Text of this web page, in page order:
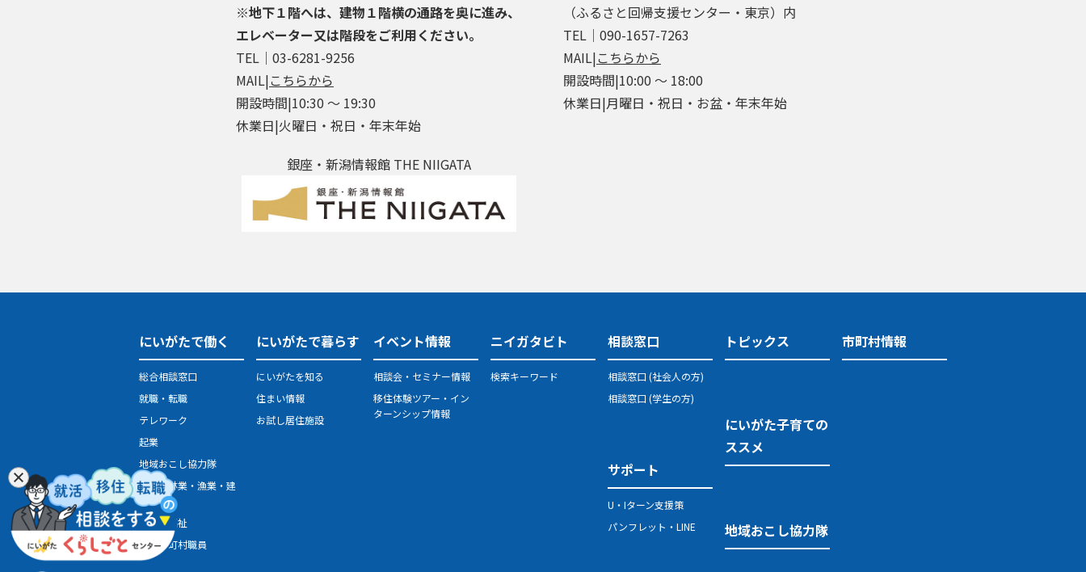
※地下１階へは、建物１階横の通路を奥に進み、
エレベーター又は階段をご利用ください。
TEL│03-6281-9256
MAIL|こちらから
開設時間|10:30 ～ 19:30
休業日|火曜日・祝日・年末年始
銀座・新潟情報館 THE NIIGATA
（ふるさと回帰支援センター・東京）内
TEL│090-1657-7263
MAIL|こちらから
開設時間|10:00 ～ 18:00
休業日|月曜日・祝日・お盆・年末年始
にいがたで働く
総合相談窓口
就職・転職
テレワーク
起業
地域おこし協力隊
農業・林業・漁業・建
設業
医療・福祉
県・市町村職員
にいがたで暮らす
にいがたを知る
住まい情報
お試し居住施設
イベント情報
相談会・セミナー情報
移住体験ツアー・イン
ターンシップ情報
ニイガタビト
検索キーワード
相談窓口
相談窓口 (社会人の方)
相談窓口 (学生の方)
サポート
U・Iターン支援策
パンフレット・LINE
トピックス
にいがた子育ての
ススメ
地域おこし協力隊
市町村情報